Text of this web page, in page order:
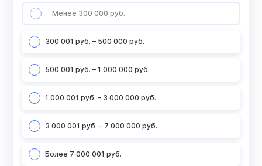
Менее 300 000 руб.
300 001 руб. – 500 000 руб.
500 001 руб. – 1 000 000 руб.
1 000 001 руб. – 3 000 000 руб.
3 000 001 руб. – 7 000 000 руб.
Более 7 000 001 руб.